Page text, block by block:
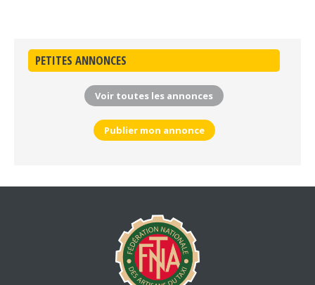
PETITES ANNONCES
Voir toutes les annonces
Publier mon annonce